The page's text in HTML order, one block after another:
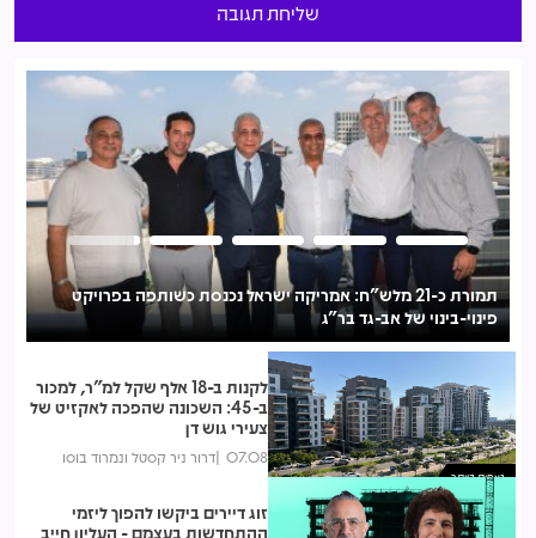
300 דירות במרכז פתח תקווה: בולטהאופ וייס נבחרה לקדם
לפינוי-בינוי
תמורת כ-21 מלש"ח: אמריקה ישראל נכנסת כשותפה בפרויקט
פינוי-בינוי של אב-גד בר"ג
נצפות ביותר
לקנות ב-18 אלף שקל למ"ר, למכור
ב-45: השכונה שהפכה לאקזיט של
צעירי גוש דן
07.08 דרור ניר קסטל ונמרוד בוסו
זוג דיירים ביקשו להפוך ליזמי
ההתחדשות בעצמם - העליון חייב